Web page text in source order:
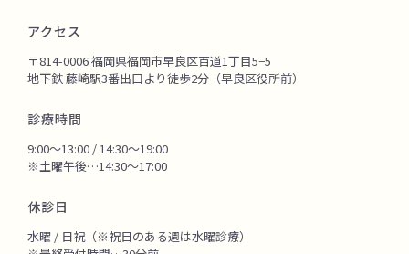
アクセス
〒814-0006 福岡県福岡市早良区百道1丁目5−5
地下鉄 藤崎駅3番出口より徒歩2分（早良区役所前）
診療時間
9:00～13:00 / 14:30～19:00
※土曜午後…14:30～17:00
休診日
水曜 / 日祝（※祝日のある週は水曜診療）